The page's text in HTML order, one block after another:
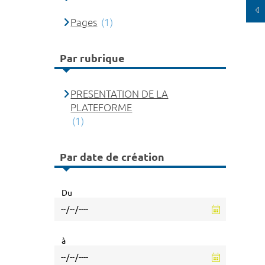
Pages (1)
Par rubrique
PRESENTATION DE LA
PLATEFORME
(1)
Par date de création
Du
à